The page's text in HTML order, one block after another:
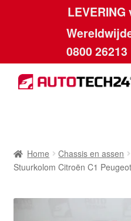
LEVERING
0800 26213
Skip
to
Skip
to
Home Chassis en assen
Stuurkolom Citroën C1